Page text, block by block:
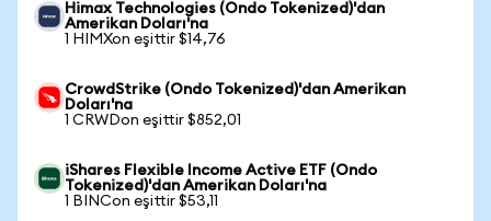
Himax Technologies (Ondo Tokenized)'dan
Amerikan Doları'na
1 HIMXon eşittir $14,76
CrowdStrike (Ondo Tokenized)'dan Amerikan
Doları'na
1 CRWDon eşittir $852,01
iShares Flexible Income Active ETF (Ondo
Tokenized)'dan Amerikan Doları'na
1 BINCon eşittir $53,11